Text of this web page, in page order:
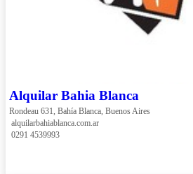
Alquilar Bahia Blanca
Rondeau 631, Bahía Blanca, Buenos Aires
alquilarbahiablanca.com.ar
0291 4539993